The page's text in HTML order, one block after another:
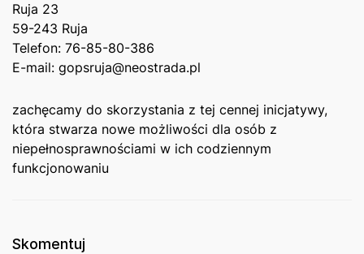
Ruja 23 ⁢
59-243 Ruja ⁣
Telefon: 76-85-80-386
E-mail: ​gopsruja@neostrada.pl ‌
zachęcamy ⁤do skorzystania z tej cennej inicjatywy,
która stwarza⁣ nowe możliwości dla osób ⁤z
niepełnosprawnościami w ich codziennym
funkcjonowaniu
Skomentuj